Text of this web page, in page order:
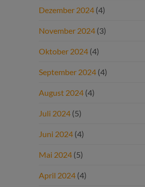
Dezember 2024 (4)
November 2024 (3)
Oktober 2024 (4)
September 2024 (4)
August 2024 (4)
Juli 2024 (5)
Juni 2024 (4)
Mai 2024 (5)
April 2024 (4)